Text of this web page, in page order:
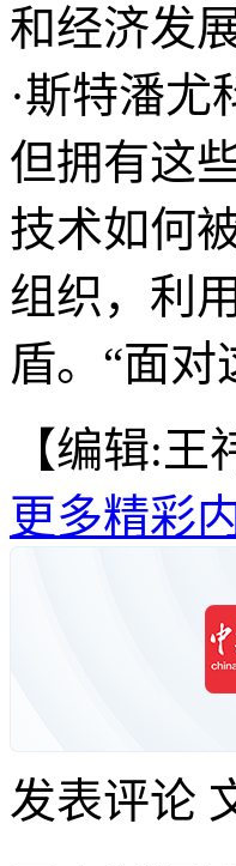
和经济发
·斯特潘
但拥有这
技术如何
组织，利
盾。“面
【编辑:王
更多精彩
发表评论